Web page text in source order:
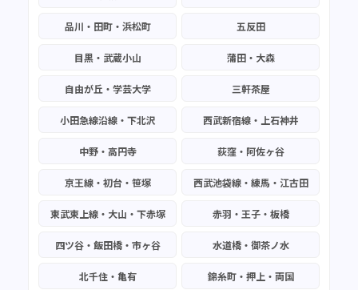
品川・田町・浜松町 五反田
目黒・武蔵小山 蒲田・大森
自由が丘・学芸大学 三軒茶屋
小田急線沿線・下北沢 西武新宿線・上石神井
中野・高円寺 荻窪・阿佐ヶ谷
京王線・初台・笹塚 西武池袋線・練馬・江古田
東武東上線・大山・下赤塚 赤羽・王子・板橋
四ツ谷・飯田橋・市ヶ谷 水道橋・御茶ノ水
北千住・亀有 錦糸町・押上・両国